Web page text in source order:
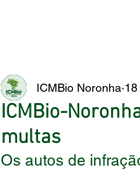
ICMBio-
multas
ICMBio Noronha
Os autos de